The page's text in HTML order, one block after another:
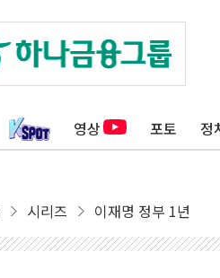
영상 포토 정
시리즈 이재명 정부 1년